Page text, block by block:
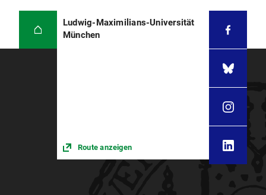
Ludwig-Maximilians-Universität
München
Route anzeigen